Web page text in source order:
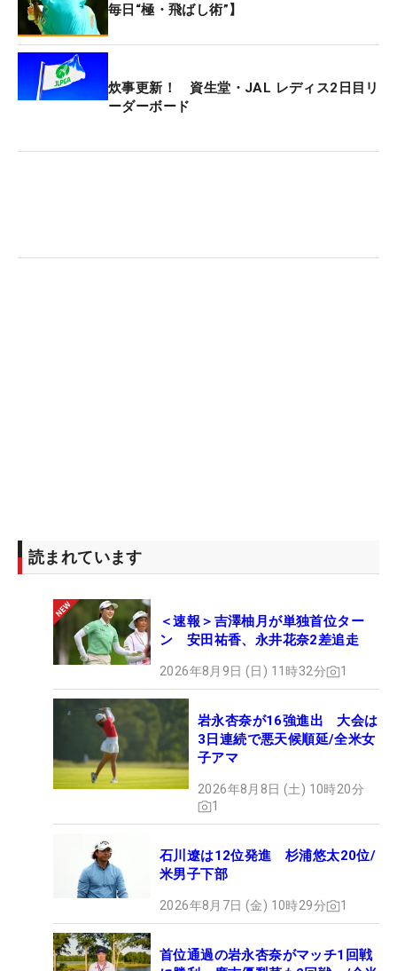
毎日“極・飛ばし術”】
炊事更新！ 資生堂・JAL レディス2日目リ
ーダーボード
読まれています
＜速報＞吉澤柚月が単独首位ター
ン 安田祐香、永井花奈2差追走
2026年8月9日 (日) 11時32分 1
岩永杏奈が16強進出 大会は
3日連続で悪天候順延/全米女
子アマ
2026年8月8日 (土) 10時20分
1
石川遼は12位発進 杉浦悠太20位/
米男子下部
2026年8月7日 (金) 10時29分 1
首位通過の岩永杏奈がマッチ1回戦